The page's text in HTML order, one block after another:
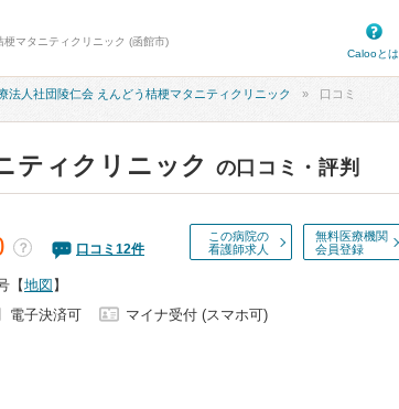
マタニティクリニック (函館市)
Calooとは
法人社団陵仁会 えんどう桔梗マタニティクリニック 口コミ
ティクリニック の口コミ・評判
この病院の
看護師求人
無料医療機関
会員登録
？ 口コミ 12件
【地図 】
電子決済可
マイナ受付 (スマホ可)